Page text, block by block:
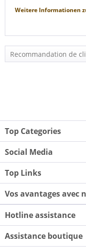
Weitere Informationen
Top Categories
Social Media
Top Links
Vos avantages avec
Hotline assistance
Assistance boutique